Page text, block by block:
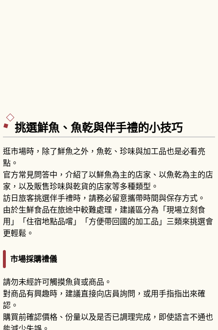
挑選鮮魚、魚乾與伴手禮的小技巧
逛市場時，除了鮮魚之外，魚乾、珍味與加工品也是必看亮
點。
官方常見問答中，介紹了以鮮魚為主的店家、以魚乾為主的店
家，以及販售珍味與乾貨的店家等多種類型。
訪日旅客挑選伴手禮時，請務必留意攜帶時間與保存方式。
由於生鮮食品在旅途中較難處理，建議區分為「現場立刻食
用」「住宿地點品嚐」「方便帶回國的加工品」三類來挑選會
更輕鬆。
市場採購禮儀
請勿未經許可觸摸魚貨或商品。
對商品有興趣時，建議直接向店員詢問，或用手指指出來確
認。
購買前確認價格、份量以及是否已調理完成，即使語言不通也